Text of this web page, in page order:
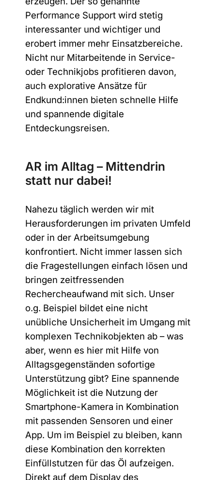
Performance Support wird stetig
interessanter und wichtiger und
erobert immer mehr Einsatzbereiche.
Nicht nur Mitarbeitende in Service-
oder Technikjobs profitieren davon,
auch explorative Ansätze für
Endkund:innen bieten schnelle Hilfe
und spannende digitale
Entdeckungsreisen.
AR im Alltag – Mittendrin
statt nur dabei!
Nahezu täglich werden wir mit
Herausforderungen im privaten Umfeld
oder in der Arbeitsumgebung
konfrontiert. Nicht immer lassen sich
die Fragestellungen einfach lösen und
bringen zeitfressenden
Rechercheaufwand mit sich. Unser
o.g. Beispiel bildet eine nicht
unübliche Unsicherheit im Umgang mit
komplexen Technikobjekten ab – was
aber, wenn es hier mit Hilfe von
Alltagsgegenständen sofortige
Unterstützung gibt? Eine spannende
Möglichkeit ist die Nutzung der
Smartphone-Kamera in Kombination
mit passenden Sensoren und einer
App. Um im Beispiel zu bleiben, kann
diese Kombination den korrekten
Einfüllstutzen für das Öl aufzeigen.
Direkt auf dem Display des